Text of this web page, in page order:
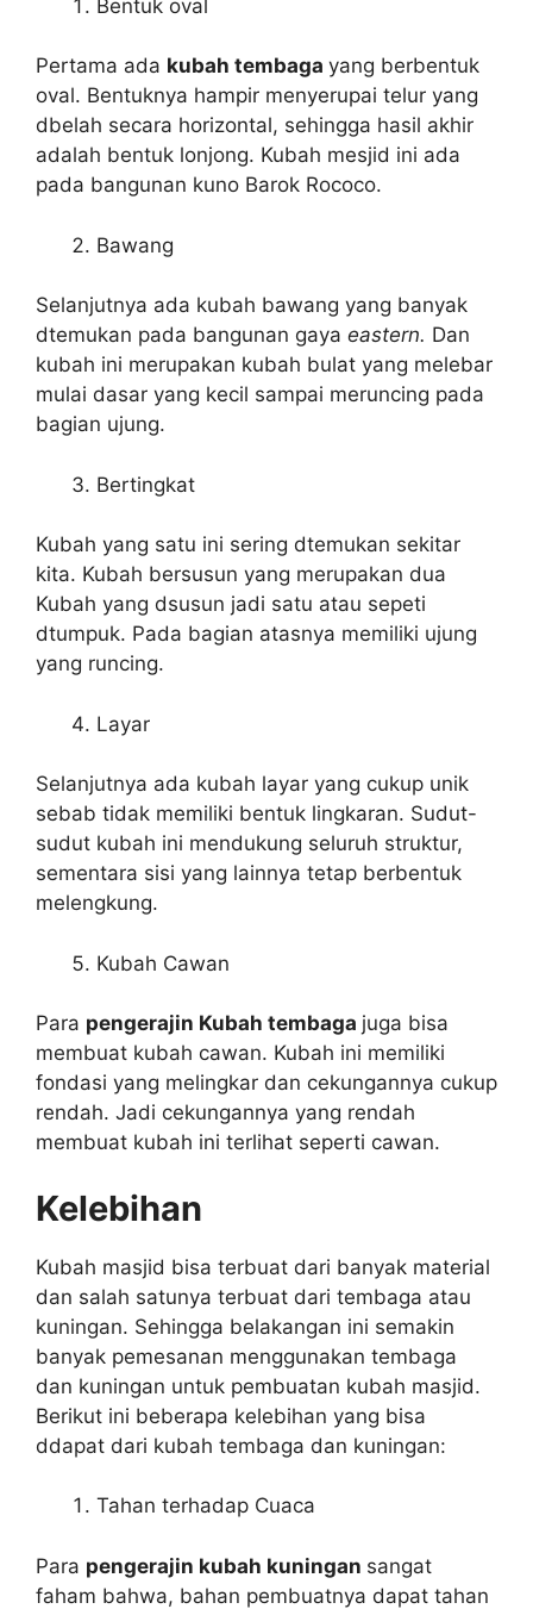
Bentuk oval
Pertama ada kubah tembaga yang berbentuk
oval. Bentuknya hampir menyerupai telur yang
dbelah secara horizontal, sehingga hasil akhir
adalah bentuk lonjong. Kubah mesjid ini ada
pada bangunan kuno Barok Rococo.
Bawang
Selanjutnya ada kubah bawang yang banyak
dtemukan pada bangunan gaya eastern. Dan
kubah ini merupakan kubah bulat yang melebar
mulai dasar yang kecil sampai meruncing pada
bagian ujung.
Bertingkat
Kubah yang satu ini sering dtemukan sekitar
kita. Kubah bersusun yang merupakan dua
Kubah yang dsusun jadi satu atau sepeti
dtumpuk. Pada bagian atasnya memiliki ujung
yang runcing.
Layar
Selanjutnya ada kubah layar yang cukup unik
sebab tidak memiliki bentuk lingkaran. Sudut-
sudut kubah ini mendukung seluruh struktur,
sementara sisi yang lainnya tetap berbentuk
melengkung.
Kubah Cawan
Para pengerajin Kubah tembaga juga bisa
membuat kubah cawan. Kubah ini memiliki
fondasi yang melingkar dan cekungannya cukup
rendah. Jadi cekungannya yang rendah
membuat kubah ini terlihat seperti cawan.
Kelebihan
Kubah masjid bisa terbuat dari banyak material
dan salah satunya terbuat dari tembaga atau
kuningan. Sehingga belakangan ini semakin
banyak pemesanan menggunakan tembaga
dan kuningan untuk pembuatan kubah masjid.
Berikut ini beberapa kelebihan yang bisa
ddapat dari kubah tembaga dan kuningan:
Tahan terhadap Cuaca
Para pengerajin kubah kuningan sangat
faham bahwa, bahan pembuatnya dapat tahan